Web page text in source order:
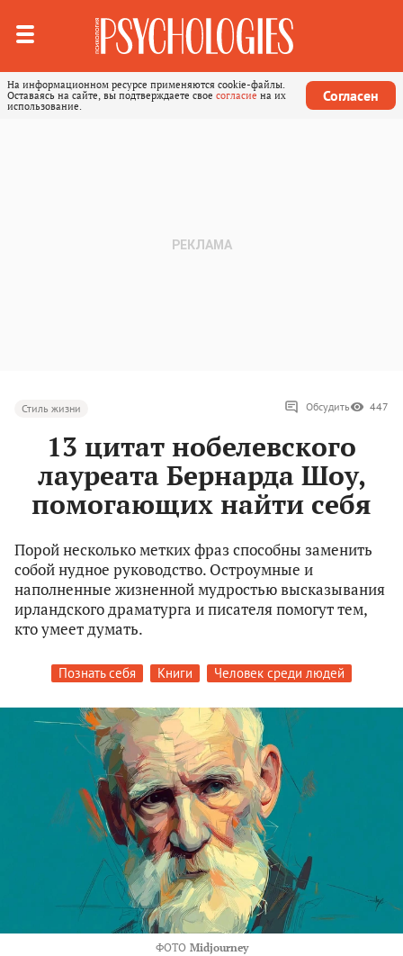
На информационном ресурсе применяются cookie-файлы.
Оставаясь на сайте, вы подтверждаете свое согласие на их
использование.
Согласен
Стиль жизни Обсудить 447
13 цитат нобелевского
лауреата Бернарда Шоу,
помогающих найти себя
Порой несколько метких фраз способны заменить
собой нудное руководство. Остроумные и
наполненные жизненной мудростью высказывания
ирландского драматурга и писателя помогут тем,
кто умеет думать.
Познать себя Книги Человек среди людей
ФОТО Midjourney